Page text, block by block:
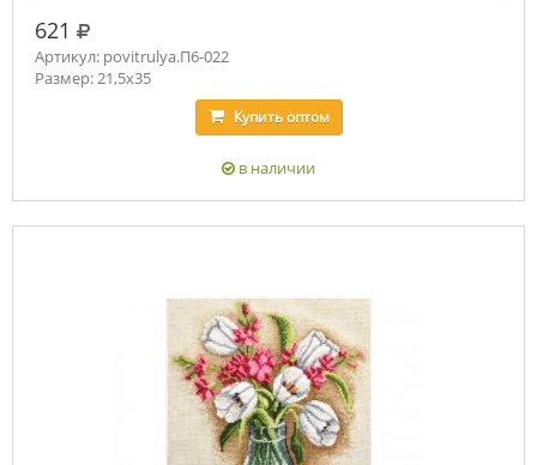
621 руб.
Артикул: povitrulya.П6-022
Размер: 21,5х35
Купитьоптом
в наличии